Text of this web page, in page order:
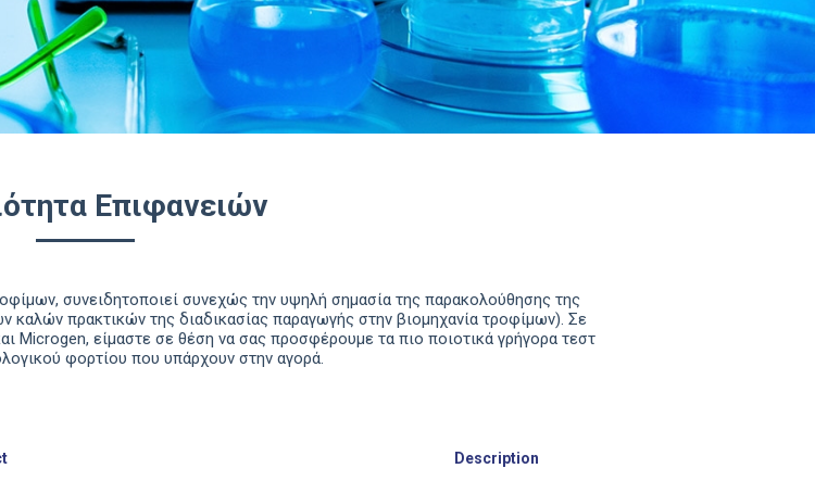
Επιφανειών
συνειδητοποιεί συνεχώς την υψηλή σημασία της παρακολούθησης της
καλών πρακτικών της διαδικασίας παραγωγής στην βιομηχανία τροφίμων). Σε
Microgen, είμαστε σε θέση να σας προσφέρουμε τα πιο ποιοτικά γρήγορα τεστ
φορτίου που υπάρχουν στην αγορά.
Description